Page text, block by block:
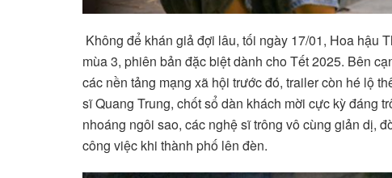
Không để khán giả đợi lâu, tối ngày 17/01, Hoa hậu
mùa 3, phiên bản đặc biệt dành cho Tết 2025. Bên
các nền tảng mạng xã hội trước đó, trailer còn hé lộ
sĩ Quang Trung, chốt sổ dàn khách mời cực kỳ đáng
nhoáng ngôi sao, các nghệ sĩ trông vô cùng giản dị,
công việc khi thành phố lên đèn.